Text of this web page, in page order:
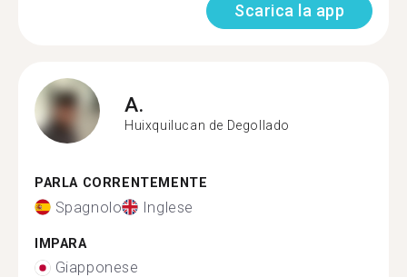
Scarica la app
A.
Huixquilucan de Degollado
PARLA CORRENTEMENTE
Spagnolo Inglese
IMPARA
Giapponese